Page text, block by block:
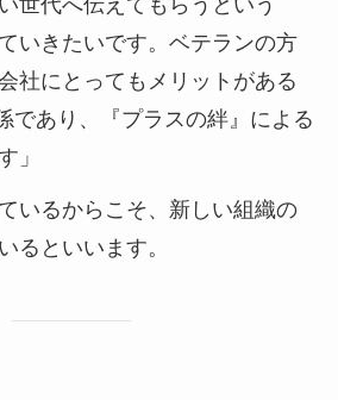
世代へ伝えてもらうという
いきたいです。ベテランの方
社にとってもメリットがある
であり、『プラスの絆』による
」
いるからこそ、新しい組織の
るといいます。